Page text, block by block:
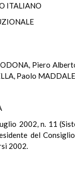
ITALIANO
Piero
Paolo
2002, n. 11
del
2002.